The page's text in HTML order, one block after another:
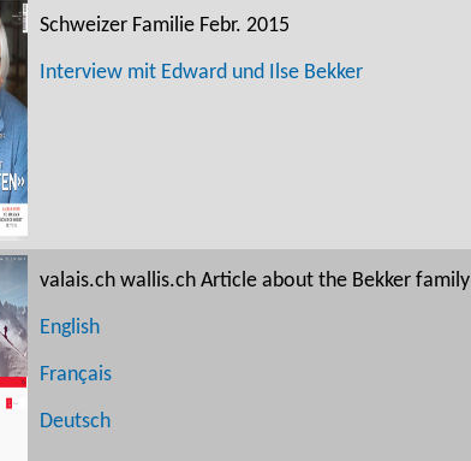
Schweizer Familie Febr. 2015
Interview mit Edward und Ilse Bekker
valais.ch wallis.ch Article about the Bekker family
English
Français
Deutsch